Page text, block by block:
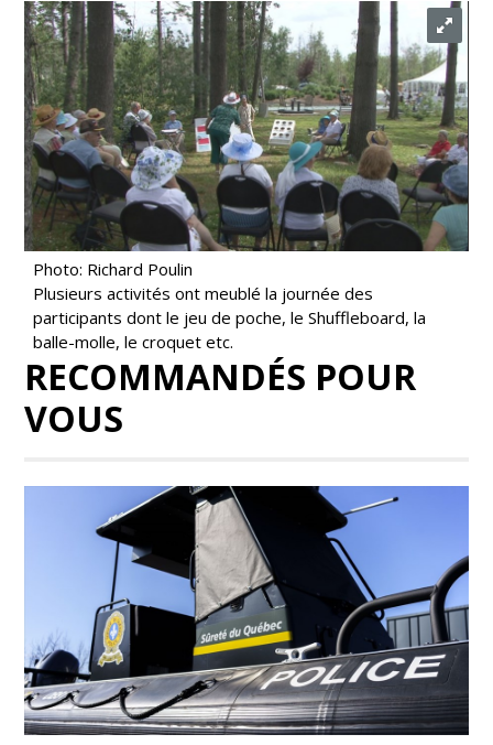
Photo: Richard Poulin
Plusieurs activités ont meublé la journée des
participants dont le jeu de poche, le Shuffleboard, la
balle-molle, le croquet etc.
RECOMMANDÉS POUR
VOUS